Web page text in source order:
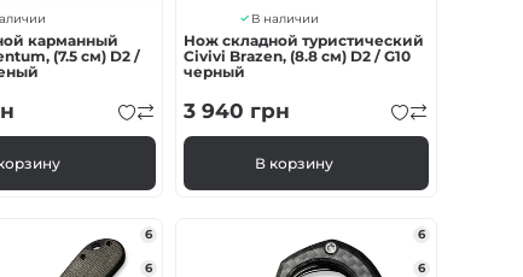
карманный
(7.5 см) D2 /
В наличии
Нож складной туристический
Civivi Brazen, (8.8 см) D2 / G10
черный
3 940 грн
В корзину
6
6
6
6